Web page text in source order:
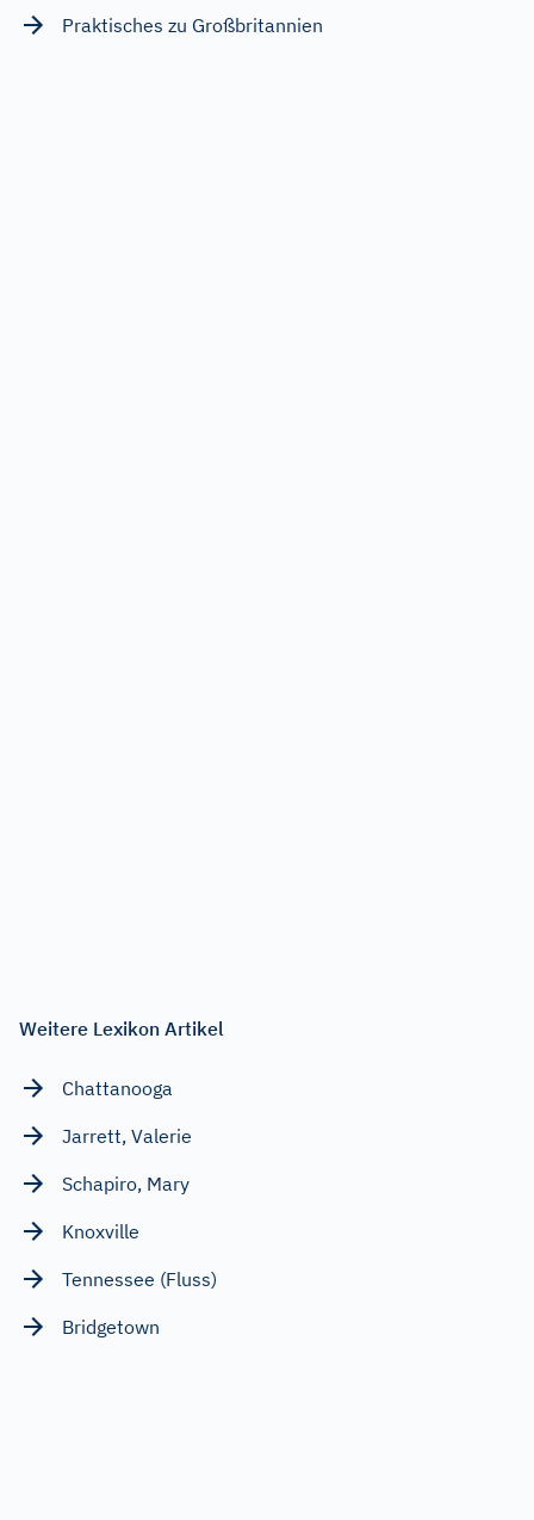
Praktisches zu Großbritannien
Weitere Lexikon Artikel
Chattanooga
Jarrett, Valerie
Schapiro, Mary
Knoxville
Tennessee (Fluss)
Bridgetown